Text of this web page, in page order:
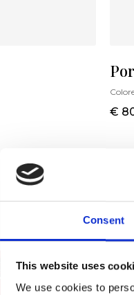
Consent
This website uses
We use cookies to
€